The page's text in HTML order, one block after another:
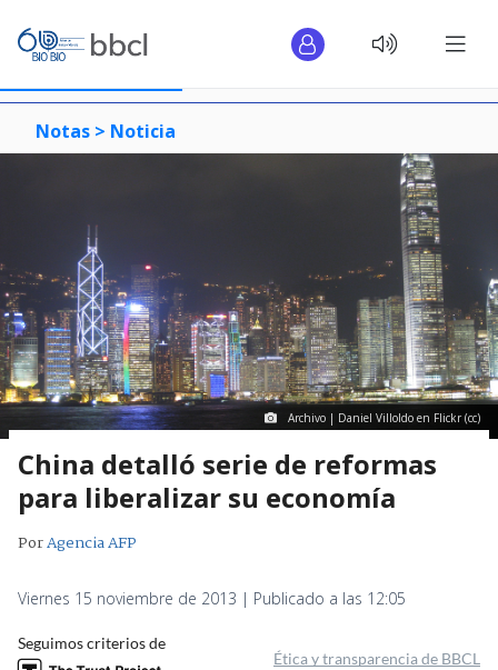
Notas > Noticia
Archivo | Daniel Villoldo en Flickr (cc)
China detalló serie de reformas
para liberalizar su economía
PorAgencia AFP
Viernes 15 noviembre de 2013 | Publicado a las 12:05
Seguimos criterios de
Ética y transparencia de BBCL